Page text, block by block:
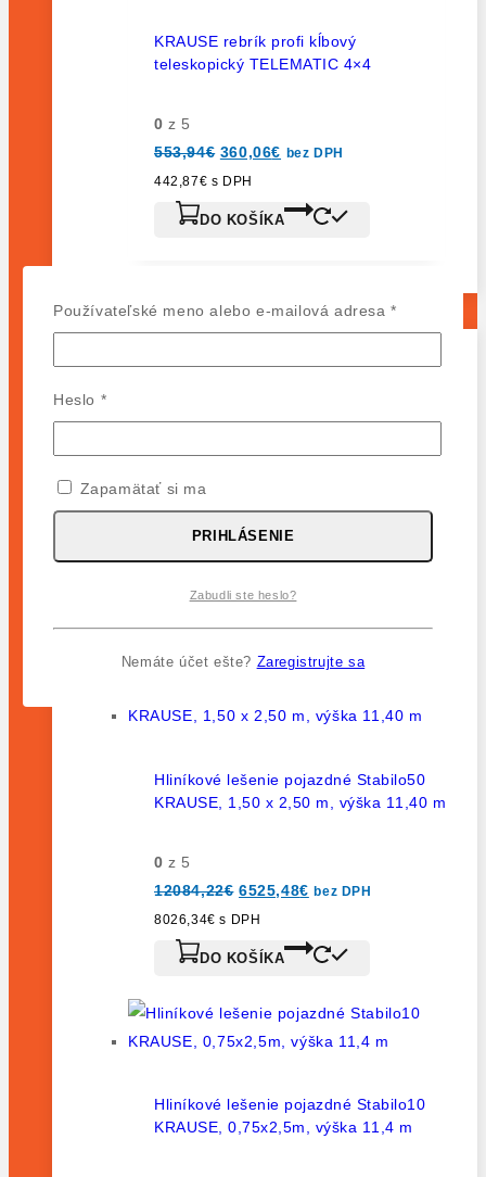
KRAUSE rebrík profi kĺbový
teleskopický TELEMATIC 4×4
0 z 5
553,94€ 360,06€
bez DPH
442,87€ s DPH
DO KOŠÍKA
LEŠENIA
LEŠENIE Stabilo
Hliníkové lešenie pojazdné Stabilo50
KRAUSE, 1,50 x 2,50 m, výška 11,40 m
0 z 5
12084,22€ 6525,48€ bez DPH
8026,34€ s DPH
DO KOŠÍKA
Hliníkové lešenie pojazdné Stabilo10
KRAUSE, 0,75x2,5m, výška 11,4 m
Používateľské meno alebo e-mailová adresa*
Heslo *
Zapamätať si ma
PRIHLÁSENIE
Zabudli ste heslo?
Nemáte účet ešte? Zaregistrujte sa